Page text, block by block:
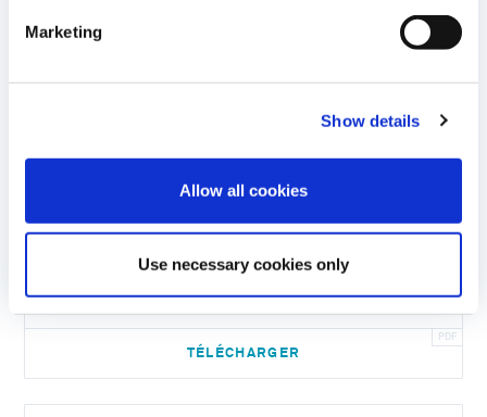
Marketing
Show details
Allow all cookies
Use necessary cookies only
Rapport des CACs sur les conventions réglementées
TÉLÉCHARGER
Liste des membres du conseil d’administration
Cellectis - AGM 26 juin 2025
TÉLÉCHARGER